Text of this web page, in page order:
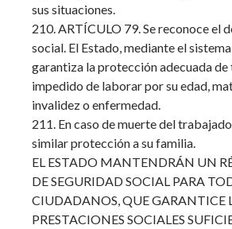
sus situaciones.
210. ARTÍCULO 79. Se reconoce el
social. El Estado, mediante el
garantiza la protección adecuada
impedido de laborar por su edad,
invalidez o enfermedad.
211. En caso de muerte del
similar protección a su familia.
EL ESTADO MANTENDRÁN UN
DE SEGURIDAD SOCIAL PARA
CIUDADANOS, QUE GARANTICE
PRESTACIONES SOCIALES